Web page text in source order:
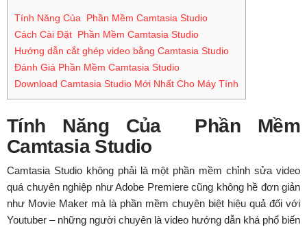
Tính Năng Của Phần Mềm Camtasia Studio
Cách Cài Đặt Phần Mềm Camtasia Studio
Hướng dẫn cắt ghép video bằng Camtasia Studio
Đánh Giá Phần Mềm Camtasia Studio
Download Camtasia Studio Mới Nhất Cho Máy Tính
Tính Năng Của Phần Mềm
Camtasia Studio
Camtasia Studio không phải là một phần mềm chỉnh sửa video
quá chuyên nghiệp như Adobe Premiere cũng không hề đơn giản
như Movie Maker mà là phần mềm chuyên biệt hiệu quả đối với
Youtuber – những người chuyên là video hướng dẫn khá phổ biến